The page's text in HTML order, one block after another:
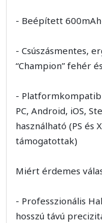
- Beépített
- Csúszásmentes,
“Champion” fehér
-
PC, Android, iOS,
használható (PS és
támogatottak)
Miért érdemes
- Professzionális
hosszú távú